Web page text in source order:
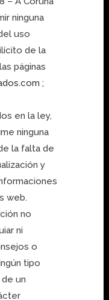
ninguna
uso
de la
páginas
;
en la ley,
ninguna
la falta de
y
web.
no
ni
o
tipo
un